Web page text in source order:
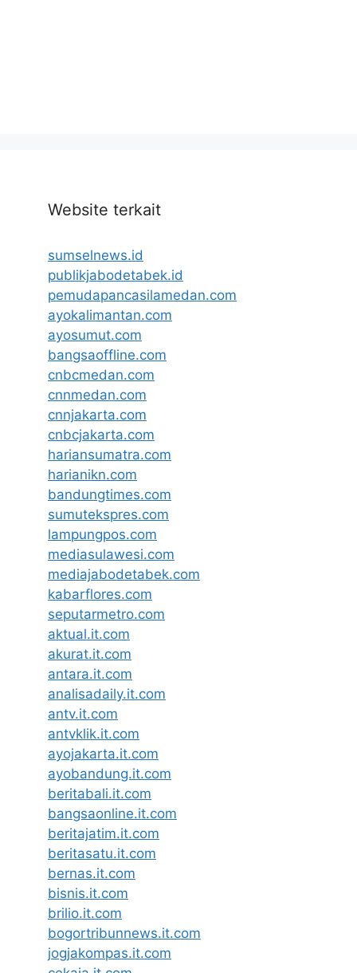
Website terkait
sumselnews.id
publikjabodetabek.id
pemudapancasilamedan.com
ayokalimantan.com
ayosumut.com
bangsaoffline.com
cnbcmedan.com
cnnmedan.com
cnnjakarta.com
cnbcjakarta.com
hariansumatra.com
harianikn.com
bandungtimes.com
sumutekspres.com
lampungpos.com
mediasulawesi.com
mediajabodetabek.com
kabarflores.com
seputarmetro.com
aktual.it.com
akurat.it.com
antara.it.com
analisadaily.it.com
antv.it.com
antvklik.it.com
ayojakarta.it.com
ayobandung.it.com
beritabali.it.com
bangsaonline.it.com
beritajatim.it.com
beritasatu.it.com
bernas.it.com
bisnis.it.com
brilio.it.com
bogortribunnews.it.com
jogjakompas.it.com